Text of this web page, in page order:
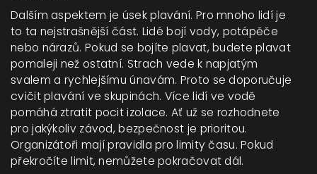
Dalším aspektem je úsek plavání. Pro mnoho lidí je
to ta nejstrašnější část. Lidé bojí vody, potápěče
nebo nárazů. Pokud se bojíte plavat, budete plavat
pomaleji než ostatní. Strach vede k napjatým
svalem a rychlejšímu únavám. Proto se doporučuje
cvičit plavání ve skupinách. Více lidí ve vodě
pomáhá ztratit pocit izolace. Ať už se rozhodnete
pro jakýkoliv závod, bezpečnost je prioritou.
Organizátoři mají pravidla pro limity času. Pokud
překročíte limit, nemůžete pokračovat dál.